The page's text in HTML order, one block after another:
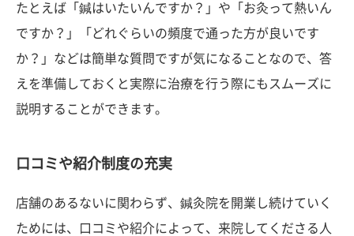
たとえば「鍼はいたいんですか？」や「お灸って熱いん
ですか？」「どれぐらいの頻度で通った方が良いです
か？」などは簡単な質問ですが気になることなので、答
えを準備しておくと実際に治療を行う際にもスムーズに
説明することができます。
口コミや紹介制度の充実
店舗のあるないに関わらず、鍼灸院を開業し続けていく
ためには、口コミや紹介によって、来院してくださる人